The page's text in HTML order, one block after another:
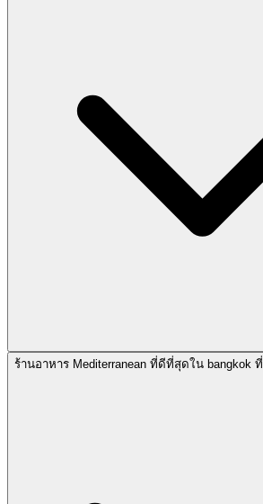
ร้านอาหาร Mediterranean ที่ดีที่สุดใน bangkok